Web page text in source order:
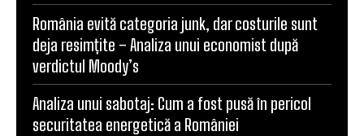
România evită categoria junk, dar costurile sunt
deja resimțite – Analiza unui economist după
verdictul Moody’s
Analiza unui sabotaj: Cum a fost pusă în pericol
securitatea energetică a României